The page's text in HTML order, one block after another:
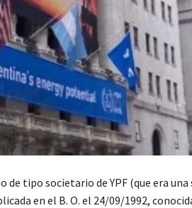
tipo societario de YPF (que era
en el B. O. el 24/09/1992,